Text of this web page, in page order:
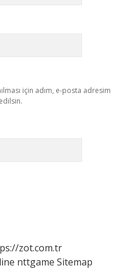
için adım, e-posta adresim
zot.com.tr
nttgame Sitemap